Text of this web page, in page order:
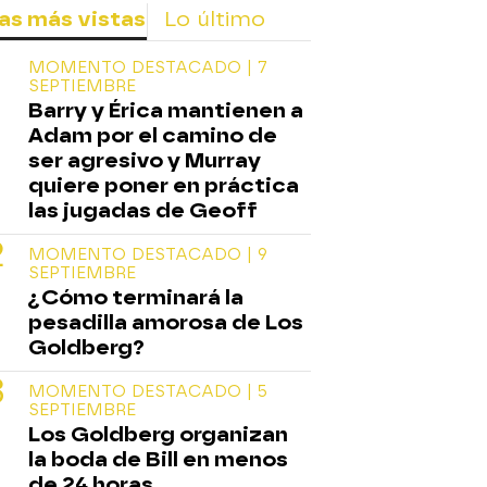
más vistas Lo último
MOMENTO DESTACADO | 7
SEPTIEMBRE
Barry y Érica mantienen a
Adam por el camino de
ser agresivo y Murray
quiere poner en práctica
las jugadas de Geoff
MOMENTO DESTACADO | 9
SEPTIEMBRE
¿Cómo terminará la
pesadilla amorosa de Los
Goldberg?
MOMENTO DESTACADO | 5
SEPTIEMBRE
Los Goldberg organizan
la boda de Bill en menos